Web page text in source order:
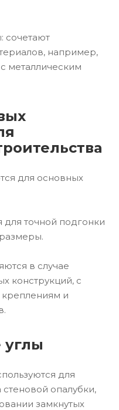
сочетают
например,
металлическим
для основных
точной подгонки
в случае
конструкций, с
и
углы
для
опалубки,
замкнутых